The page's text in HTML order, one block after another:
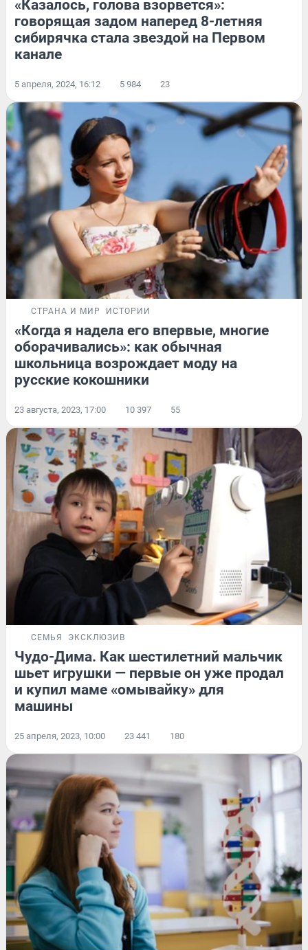
«Казалось, голова взорвется»:
говорящая задом наперед 8-летняя
сибирячка стала звездой на Первом
канале
5 апреля, 2024, 16:12 5 984 23
СТРАНА И МИР ИСТОРИИ
«Когда я надела его впервые, многие
оборачивались»: как обычная
школьница возрождает моду на
русские кокошники
23 августа, 2023, 17:00 10 397 55
СЕМЬЯ ЭКСКЛЮЗИВ
Чудо-Дима. Как шестилетний мальчик
шьет игрушки — первые он уже продал
и купил маме «омывайку» для
машины
25 апреля, 2023, 10:00 23 441 180